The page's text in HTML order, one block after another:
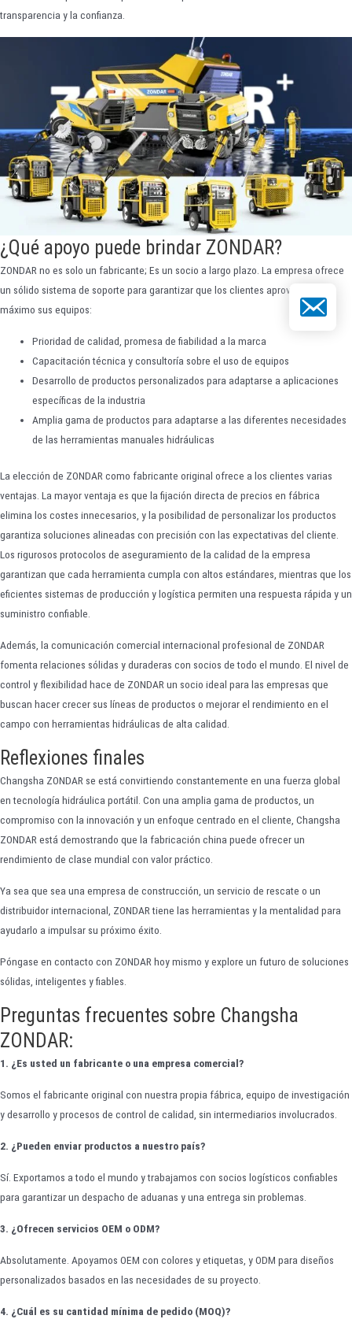
transparencia y la confianza.
¿Qué apoyo puede brindar ZONDAR?
ZONDAR no es solo un fabricante; Es un socio a largo plazo. La empresa ofrece
un sólido sistema de soporte para garantizar que los clientes aprovechen al
máximo sus equipos:
Prioridad de calidad, promesa de fiabilidad a la marca
Capacitación técnica y consultoría sobre el uso de equipos
Desarrollo de productos personalizados para adaptarse a aplicaciones
específicas de la industria
Amplia gama de productos para adaptarse a las diferentes necesidades
de las herramientas manuales hidráulicas
La elección de ZONDAR como fabricante original ofrece a los clientes varias
ventajas. La mayor ventaja es que la fijación directa de precios en fábrica
elimina los costes innecesarios, y la posibilidad de personalizar los productos
garantiza soluciones alineadas con precisión con las expectativas del cliente.
Los rigurosos protocolos de aseguramiento de la calidad de la empresa
garantizan que cada herramienta cumpla con altos estándares, mientras que los
eficientes sistemas de producción y logística permiten una respuesta rápida y un
suministro confiable.
Además, la comunicación comercial internacional profesional de ZONDAR
fomenta relaciones sólidas y duraderas con socios de todo el mundo. El nivel de
control y flexibilidad hace de ZONDAR un socio ideal para las empresas que
buscan hacer crecer sus líneas de productos o mejorar el rendimiento en el
campo con herramientas hidráulicas de alta calidad.
Reflexiones finales
Changsha ZONDAR se está convirtiendo constantemente en una fuerza global
en tecnología hidráulica portátil. Con una amplia gama de productos, un
compromiso con la innovación y un enfoque centrado en el cliente, Changsha
ZONDAR está demostrando que la fabricación china puede ofrecer un
rendimiento de clase mundial con valor práctico.
Ya sea que sea una empresa de construcción, un servicio de rescate o un
distribuidor internacional, ZONDAR tiene las herramientas y la mentalidad para
ayudarlo a impulsar su próximo éxito.
Póngase en contacto con ZONDAR hoy mismo y explore un futuro de soluciones
sólidas, inteligentes y fiables.
Preguntas frecuentes sobre Changsha
ZONDAR:
1. ¿Es usted un fabricante o una empresa comercial?
Somos el fabricante original con nuestra propia fábrica, equipo de investigación
y desarrollo y procesos de control de calidad, sin intermediarios involucrados.
2. ¿Pueden enviar productos a nuestro país?
Sí. Exportamos a todo el mundo y trabajamos con socios logísticos confiables
para garantizar un despacho de aduanas y una entrega sin problemas.
3. ¿Ofrecen servicios OEM o ODM?
Absolutamente. Apoyamos OEM con colores y etiquetas, y ODM para diseños
personalizados basados en las necesidades de su proyecto.
4. ¿Cuál es su cantidad mínima de pedido (MOQ)?
Correo